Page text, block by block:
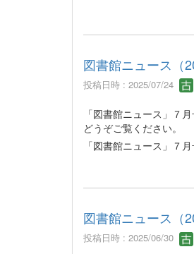
図書館ニュース（
投稿日時 : 2025/07/24
「図書館ニュース」７
どうぞご覧ください。
「図書館ニュース」７
図書館ニュース（
投稿日時 : 2025/06/30